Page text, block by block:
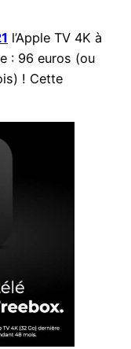
l’Apple TV 4K à
: 96 euros (ou
! Cette